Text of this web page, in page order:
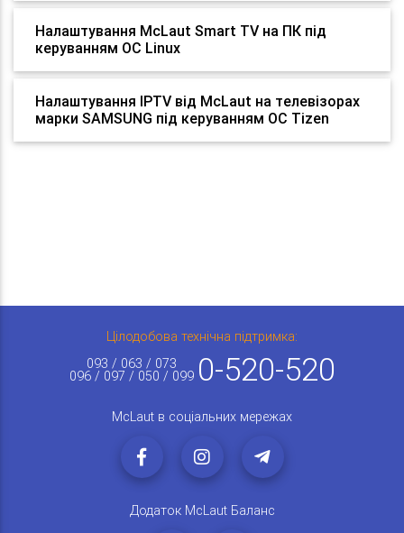
Налаштування McLaut Smart TV на ПК під
керуванням ОС Linux
Налаштування IPTV від McLaut на телевізорах
марки SAMSUNG під керуванням ОС Tizen
Цілодобова технічна підтримка:
093 / 063 / 073
096 / 097 / 050 / 099 0-520-520
McLaut в соціальних мережах
Додаток McLaut Баланс